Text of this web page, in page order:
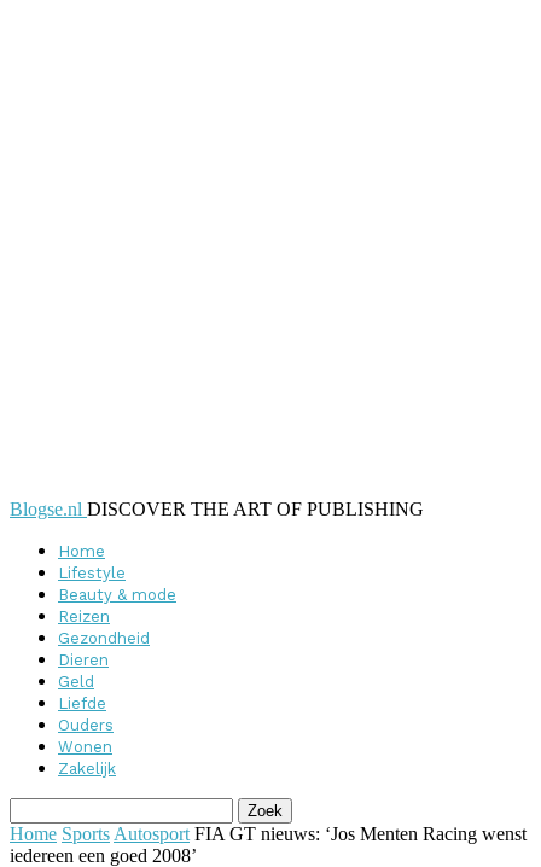
Blogse.nl DISCOVER THE ART OF PUBLISHING
Home
Lifestyle
Beauty & mode
Reizen
Gezondheid
Dieren
Geld
Liefde
Ouders
Wonen
Zakelijk
Home Sports Autosport FIA GT nieuws: ‘Jos Menten Racing wenst
iedereen een goed 2008’